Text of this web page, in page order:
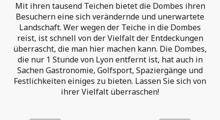
Mit ihren tausend Teichen bietet die Dombes ihren
Besuchern eine sich verändernde und unerwartete
Landschaft. Wer wegen der Teiche in die Dombes
reist, ist schnell von der Vielfalt der Entdeckungen
überrascht, die man hier machen kann. Die Dombes,
die nur 1 Stunde von Lyon entfernt ist, hat auch in
Sachen Gastronomie, Golfsport, Spaziergänge und
Festlichkeiten einiges zu bieten. Lassen Sie sich von
ihrer Vielfalt überraschen!
Die Dombes, Land der